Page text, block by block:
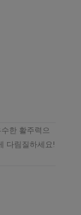
한 활주력으
다림질하세요!